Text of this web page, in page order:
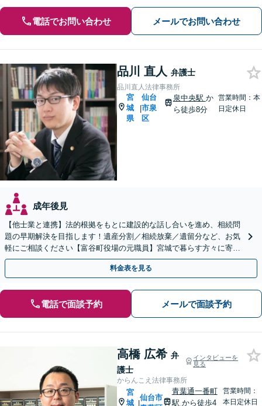
電話でお問い合わせ メールでお問い合わせ
品川 直人 弁護士
品川直人法律事務所
宮
城
県
|
仙台
市泉
区
泉中央駅 か
ら徒歩8分
営業時間：本
日定休日
成年後見
【他士業と連携】法的根拠をもとに建設的な話し合いを進め、相続問
題の早期解決を目指します！遺産分割／相続放棄／遺留分など、お気
軽にご相談ください【富谷町役場の元職員】宮城で暮らす方々に寄り
添う、敷居の低い事務所です【無料駐車場あり】
料金表を見る
電話で面談予約 メールで面談予約
高橋 広希 弁
護士
インタビューを
見る
からんこえ法律事務所
宮
城 |
仙台市
青葉通一番町
駅 から徒歩4
営業時間：
本日定休日